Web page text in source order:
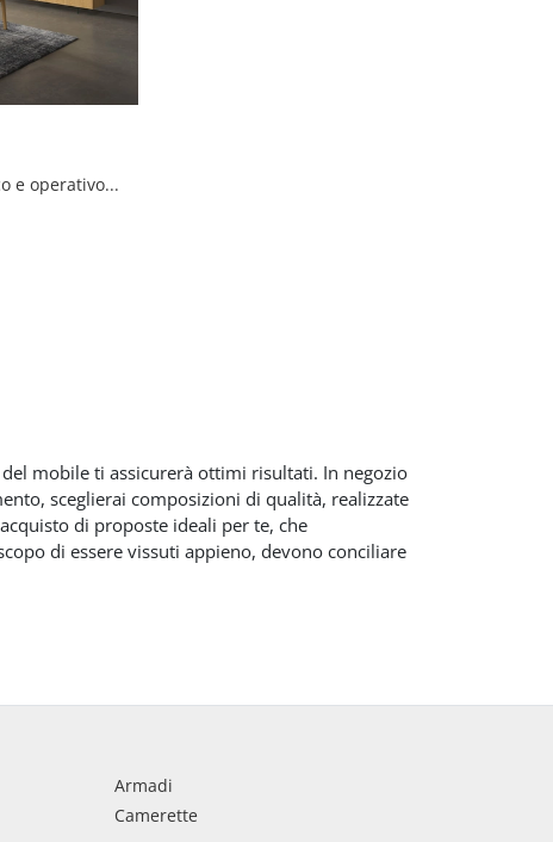
Arreda un soggiorno pratico e operativo con questa madia Alter di FGF Mobili: scopri le più originali Madie in legno.
mobile ti assicurerà ottimi risultati. In negozio
sceglierai composizioni di qualità, realizzate
di proposte ideali per te, che
di essere vissuti appieno, devono conciliare
Armadi
Camerette